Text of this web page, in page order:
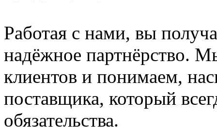
Работая с нами, вы
надёжное партнёрство.
клиентов и понимаем,
поставщика, который
обязательства.